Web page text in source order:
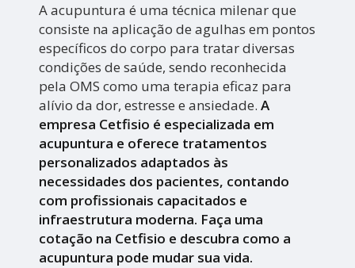
A acupuntura é uma técnica milenar que
consiste na aplicação de agulhas em pontos
específicos do corpo para tratar diversas
condições de saúde, sendo reconhecida
pela OMS como uma terapia eficaz para
alívio da dor, estresse e ansiedade.A
empresa Cetfisio é especializada em
acupuntura e oferece tratamentos
personalizados adaptados às
necessidades dos pacientes, contando
com profissionais capacitados e
infraestrutura moderna. Faça uma
cotação na Cetfisio e descubra como a
acupuntura pode mudar sua vida.